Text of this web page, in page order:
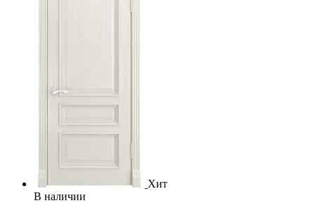
Хит
В наличии